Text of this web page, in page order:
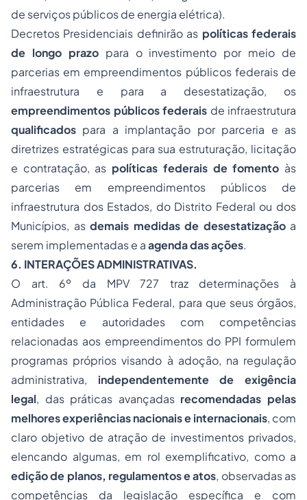
de serviços públicos de energia elétrica).
Decretos Presidenciais definirão as políticas federais
de longo prazopara o investimento por meio de
parcerias em empreendimentos públicos federais de
infraestrutura e para a desestatização, os
empreendimentos públicos federais de infraestrutura
qualificados para a implantação por parceria e as
diretrizes estratégicas para sua estruturação, licitação
e contratação, as políticas federais de fomento às
parcerias em empreendimentos públicos de
infraestrutura dos Estados, do Distrito Federal ou dos
Municípios, as demais medidas de desestatizaçãoa
serem implementadas e aagenda das ações.
6. INTERAÇÕES ADMINISTRATIVAS.
O art. 6º da MPV 727 traz determinações à
Administração Pública Federal, para que seus órgãos,
entidades e autoridades com competências
relacionadas aos empreendimentos do PPI formulem
programas próprios visando à adoção, na regulação
administrativa, independentemente de exigência
legal, das práticas avançadas recomendadas pelas
melhores experiências nacionais e internacionais, com
claro objetivo de atração de investimentos privados,
elencando algumas, em rol exemplificativo, como a
edição de planos, regulamentos e atos, observadas as
competências da legislação específica e com